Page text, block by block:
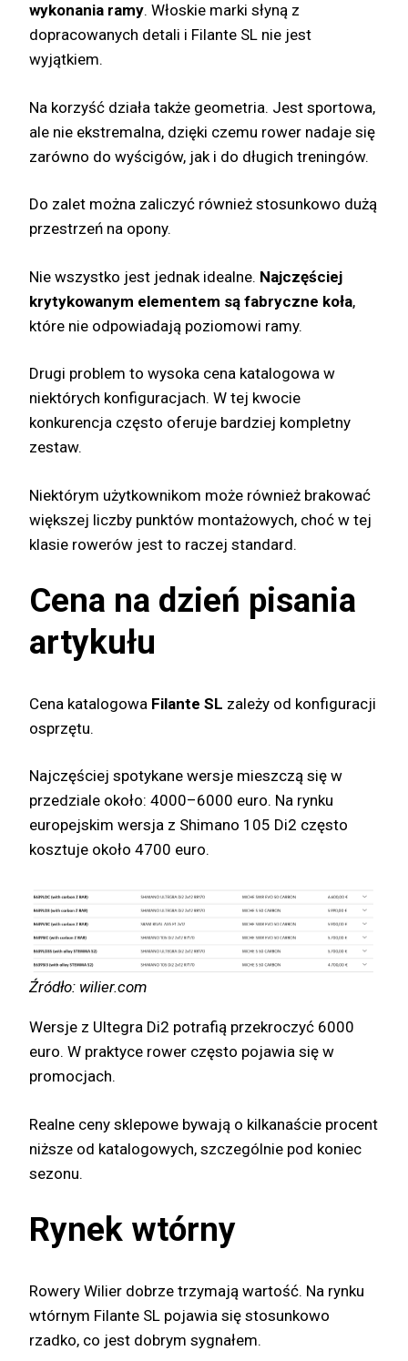
wykonania ramy. Włoskie marki słyną z
dopracowanych detali i Filante SL nie jest
wyjątkiem.
Na korzyść działa także geometria. Jest sportowa,
ale nie ekstremalna, dzięki czemu rower nadaje się
zarówno do wyścigów, jak i do długich treningów.
Do zalet można zaliczyć również stosunkowo dużą
przestrzeń na opony.
Nie wszystko jest jednak idealne. Najczęściej
krytykowanym elementem są fabryczne koła,
które nie odpowiadają poziomowi ramy.
Drugi problem to wysoka cena katalogowa w
niektórych konfiguracjach. W tej kwocie
konkurencja często oferuje bardziej kompletny
zestaw.
Niektórym użytkownikom może również brakować
większej liczby punktów montażowych, choć w tej
klasie rowerów jest to raczej standard.
Cena na dzień pisania
artykułu
Cena katalogowa Filante SL zależy od konfiguracji
osprzętu.
Najczęściej spotykane wersje mieszczą się w
przedziale około: 4000–6000 euro. Na rynku
europejskim wersja z Shimano 105 Di2 często
kosztuje około 4700 euro.
Źródło: wilier.com
Wersje z Ultegra Di2 potrafią przekroczyć 6000
euro. W praktyce rower często pojawia się w
promocjach.
Realne ceny sklepowe bywają o kilkanaście procent
niższe od katalogowych, szczególnie pod koniec
sezonu.
Rynek wtórny
Rowery Wilier dobrze trzymają wartość. Na rynku
wtórnym Filante SL pojawia się stosunkowo
rzadko, co jest dobrym sygnałem.